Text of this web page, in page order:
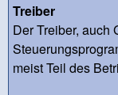
Treiber
Der Treiber, auch
meist Teil des